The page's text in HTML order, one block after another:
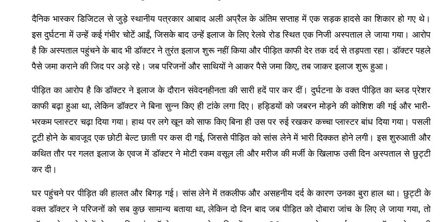
दैनिक भास्कर डिजिटल से जुड़े स्थानीय पत्रकार आबाद अली अप्रैल के अंतिम सप्ताह में एक सड़क हादसे का शिकार हो गए थे।
इस दुर्घटना में उन्हें कई गंभीर चोटें आईं, जिसके बाद उन्हें इलाज के लिए रेलवे रोड स्थित एक निजी अस्पताल ले जाया गया। आरोप
है कि अस्पताल पहुंचने के बाद भी डॉक्टर ने तुरंत इलाज शुरू नहीं किया और पीड़ित काफी देर तक दर्द से तड़पता रहा। डॉक्टर पहले
पैसे जमा कराने की जिद पर अड़े रहे। जब परिजनों और साथियों ने आकर पैसे जमा किए, तब जाकर इलाज शुरू हुआ।
पीड़ित का आरोप है कि डॉक्टर ने इलाज के दौरान संवेदनहीनता की सारी हदें पार कर दीं। दुर्घटना के वक्त पीड़ित का ब्लड प्रेशर
काफी बढ़ा हुआ था, लेकिन डॉक्टर ने बिना सुन्न किए ही टांके लगा दिए। हड्डियों को जबरन मोड़ने की कोशिश की गई और भारी-
भरकम प्लास्टर चढ़ा दिया गया। हाथ पर लगे खून को साफ किए बिना ही उस पर रुई रखकर कच्चा प्लास्टर बांध दिया गया। पसली
टूटी होने के बावजूद एक छोटी बेल्ट छाती पर कस दी गई, जिससे पीड़ित को सांस लेने में भारी दिक्कत होने लगी। इस शुरुआती और
कथित तौर पर गलत इलाज के एवज में डॉक्टर ने मोटी रकम वसूल ली और मरीज की मर्जी के खिलाफ उसी दिन अस्पताल से छुट्टी
कर दी।
घर पहुंचने पर पीड़ित की हालत और बिगड़ गई। सांस लेने में तकलीफ और असहनीय दर्द के कारण उनका बुरा हाल था। छुट्टी के
वक्त डॉक्टर ने परिजनों को सब कुछ सामान्य बताया था, लेकिन दो दिन बाद जब पीड़ित को दोबारा जांच के लिए ले जाया गया, तो